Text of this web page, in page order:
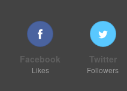
Facebook
Likes
Twitter
Followers